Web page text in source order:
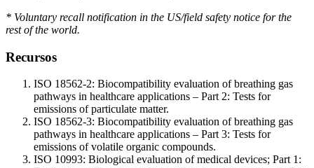
* Voluntary recall notification in the US/field safety notice for the
rest of the world.
Recursos
ISO 18562-2: Biocompatibility evaluation of breathing gas
pathways in healthcare applications – Part 2: Tests for
emissions of particulate matter.
ISO 18562-3: Biocompatibility evaluation of breathing gas
pathways in healthcare applications – Part 3: Tests for
emissions of volatile organic compounds.
ISO 10993: Biological evaluation of medical devices; Part 1: